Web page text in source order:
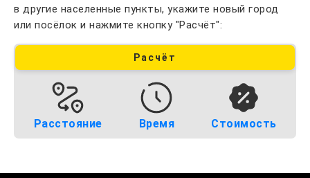
в другие населенные пункты, укажите новый город
или посёлок и нажмите кнопку "Расчёт":
Расчёт
Расстояние Время Стоимость